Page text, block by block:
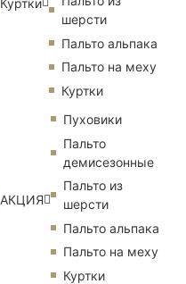
шерсти
Пальто альпака
Пальто на меху
Куртки
АКЦИЯ
Пуховики
Пальто
демисезонные
Пальто из
шерсти
Пальто альпака
Пальто на меху
Куртки